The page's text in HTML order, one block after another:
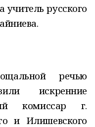
русского
речью
искренние
комиссар г.
и Илишевского